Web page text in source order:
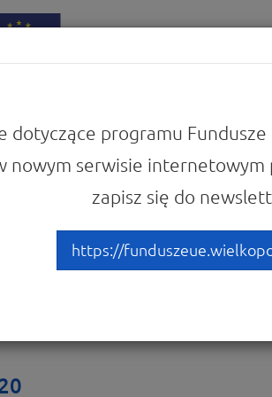
się z prawem i dokumentami
2014-2020
dotyczące programu
nowym serwisie internetowym
zapisz się do
https://